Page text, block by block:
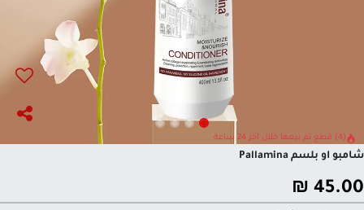
(4) قطع تم بيعها خلال آخر 24 ساعة
شامبو او بلسم Pallamina
45.00
₪